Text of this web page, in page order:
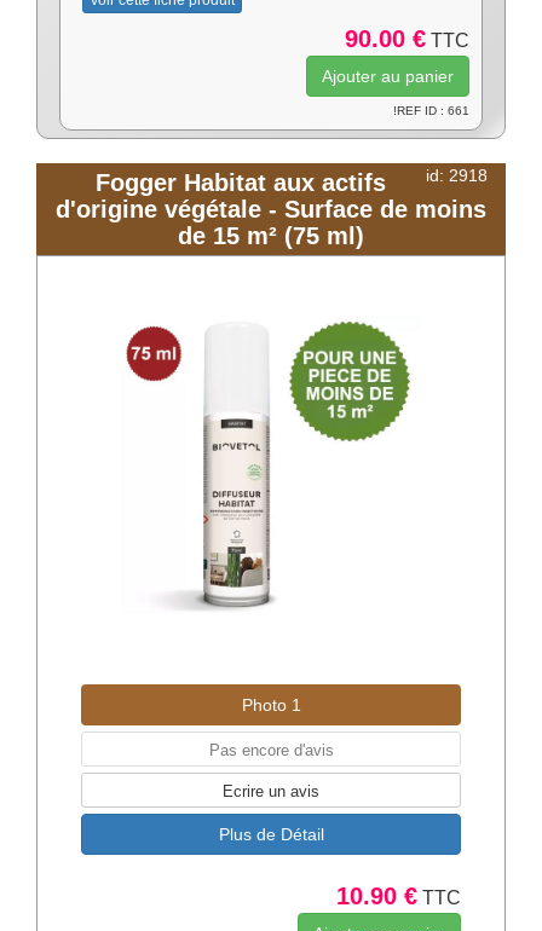
90.00 € TTC
!REF ID : 661
id: 2918
Fogger Habitat aux actifs
d'origine végétale - Surface de moins
de 15 m² (75 ml)
Photo 1
Pas encore d'avis
Ecrire un avis
Plus de Détail
10.90 € TTC